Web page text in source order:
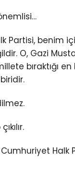
Partisi, benim
O, Gazi
bıraktığı
Halk